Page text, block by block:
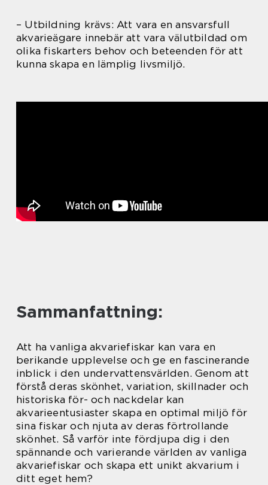
– Utbildning krävs: Att vara en ansvarsfull
akvarieägare innebär att vara välutbildad om
olika fiskarters behov och beteenden för att
kunna skapa en lämplig livsmiljö.
Sammanfattning:
Att ha vanliga akvariefiskar kan vara en
berikande upplevelse och ge en fascinerande
inblick i den undervattensvärlden. Genom att
förstå deras skönhet, variation, skillnader och
historiska för- och nackdelar kan
akvarieentusiaster skapa en optimal miljö för
sina fiskar och njuta av deras förtrollande
skönhet. Så varför inte fördjupa dig i den
spännande och varierande världen av vanliga
akvariefiskar och skapa ett unikt akvarium i
ditt eget hem?